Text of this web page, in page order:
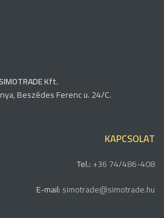
Kft.
Beszédes Ferenc u. 24/C.
KAPCSOLAT
Tel.:+36 74/486-408
E-mail:simotrade@simotrade.hu